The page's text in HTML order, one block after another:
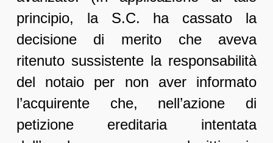
principio, la S.C. ha cassato la
decisione di merito che aveva
ritenuto sussistente la responsabilità
del notaio per non aver informato
l’acquirente che, nell’azione di
petizione ereditaria intentata